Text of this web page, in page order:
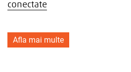
conectate
Afla mai multe